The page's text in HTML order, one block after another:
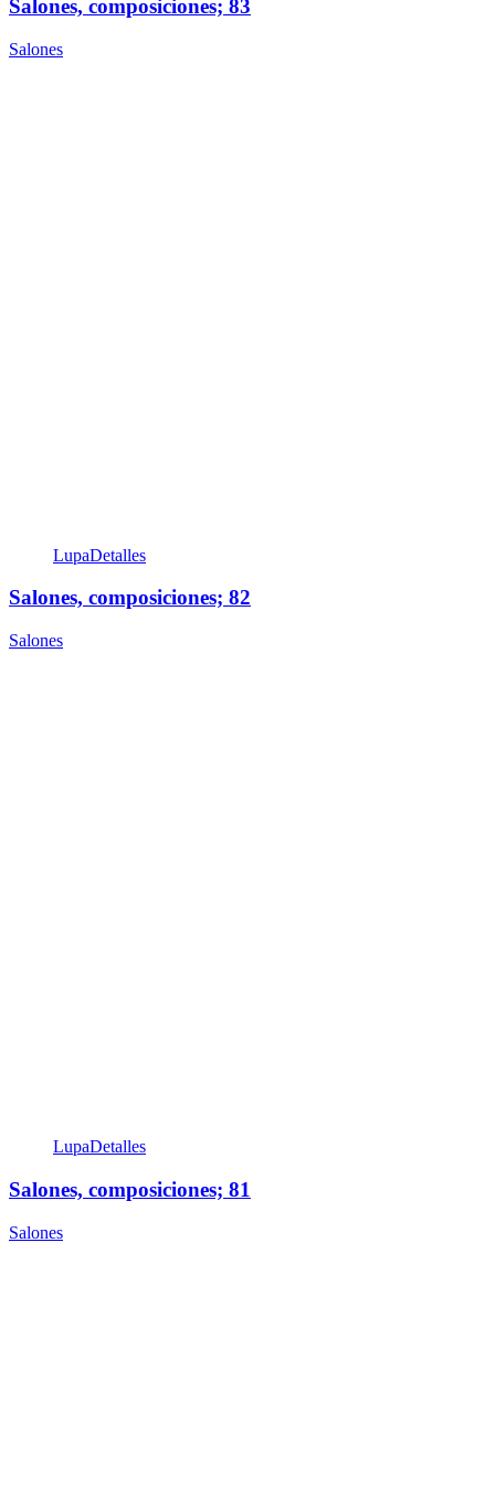
Salones, composiciones; 83
Salones
LupaDetalles
Salones, composiciones; 82
Salones
LupaDetalles
Salones, composiciones; 81
Salones